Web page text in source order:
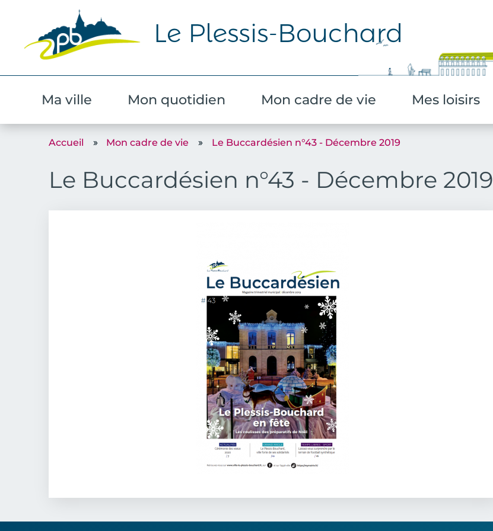
Ma ville Mon quotidien Mon cadre de vie Mes loisirs
Accueil Mon cadre de vie Le Buccardésien n°43 - Décembre 2019
Le Buccardésien n°43 - Décembre 2019